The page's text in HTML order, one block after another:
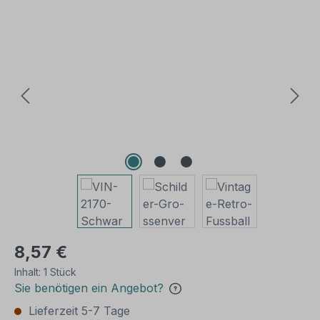
8,57 €
Inhalt: 1 Stück
Sie benötigen ein Angebot?
Lieferzeit 5-7 Tage